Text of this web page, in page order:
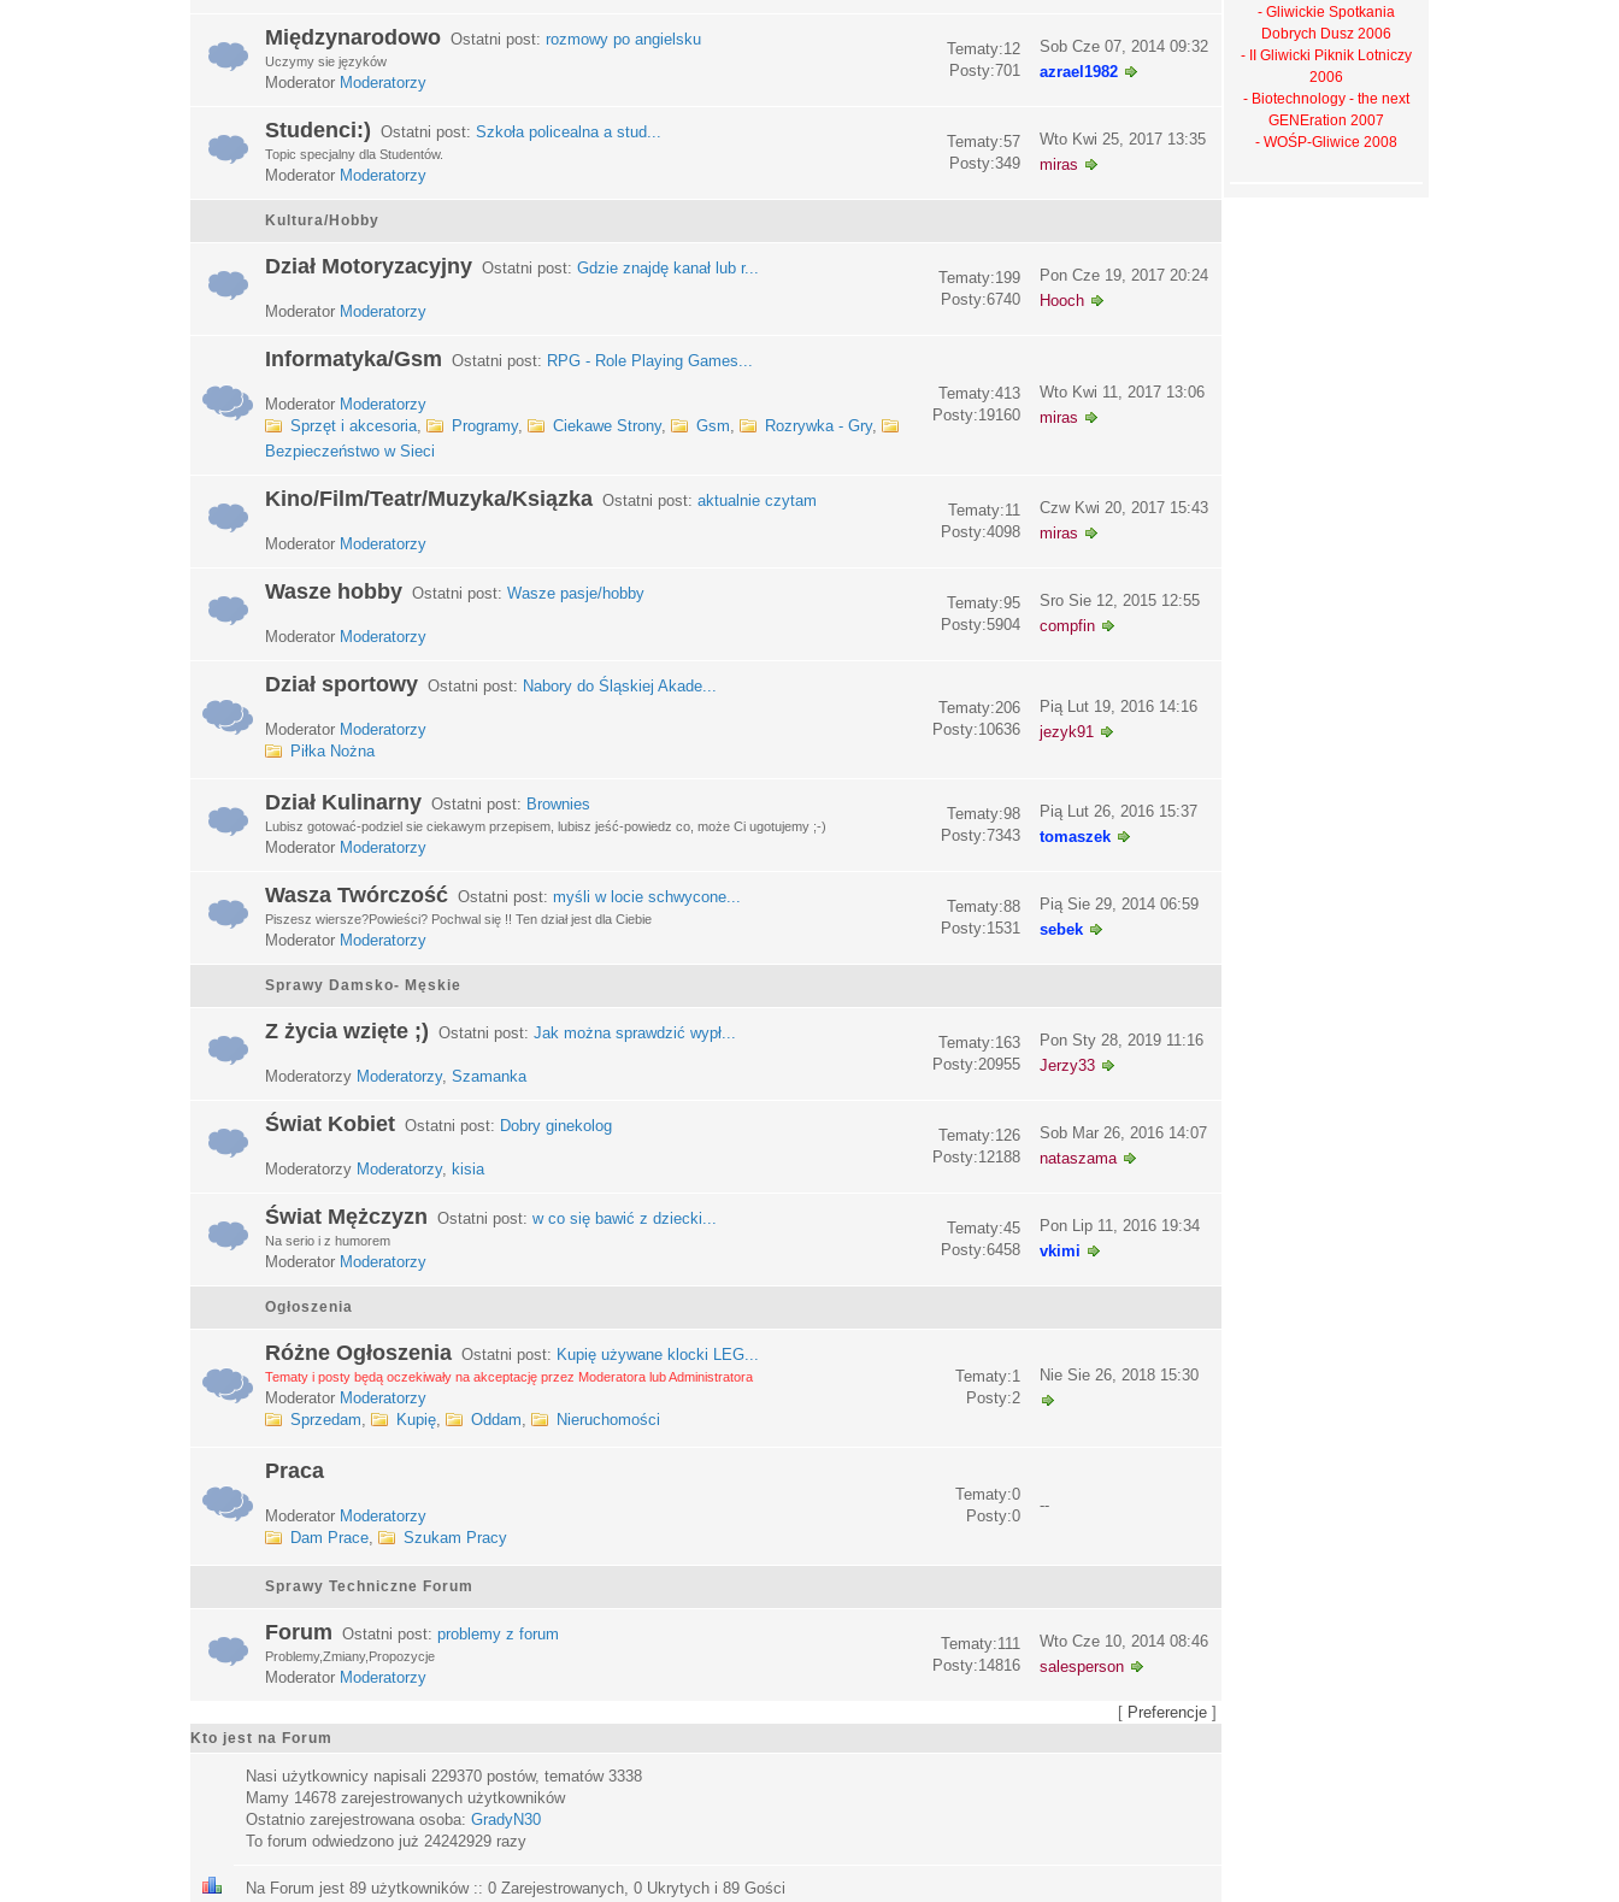
Międzynarodowo Ostatni post: rozmowy po angielsku
Uczymy sie języków
Moderator Moderatorzy
Tematy:12
Posty:701
Sob Cze 07, 2014 09:32
azrael1982
Studenci:) Ostatni post: Szkoła policealna a stud...
Topic specjalny dla Studentów.
Moderator Moderatorzy
Tematy:57
Posty:349
Wto Kwi 25, 2017 13:35
miras
Kultura/Hobby
Dział Motoryzacyjny Ostatni post: Gdzie znajdę kanał lub r...
Moderator Moderatorzy
Tematy:199
Posty:6740
Pon Cze 19, 2017 20:24
Hooch
Informatyka/Gsm Ostatni post: RPG - Role Playing Games...
Moderator Moderatorzy
Sprzęt i akcesoria, Programy, Ciekawe Strony, Gsm, Rozrywka - Gry,
Bezpieczeństwo w Sieci
Tematy:413
Posty:19160
Wto Kwi 11, 2017 13:06
miras
Kino/Film/Teatr/Muzyka/Ksiązka Ostatni post: aktualnie czytam
Moderator Moderatorzy
Tematy:11
Posty:4098
Czw Kwi 20, 2017 15:43
miras
Wasze hobby Ostatni post: Wasze pasje/hobby
Moderator Moderatorzy
Tematy:95
Posty:5904
Sro Sie 12, 2015 12:55
compfin
Dział sportowy Ostatni post: Nabory do Śląskiej Akade...
Moderator Moderatorzy
Piłka Nożna
Tematy:206
Posty:10636
Pią Lut 19, 2016 14:16
jezyk91
Dział Kulinarny Ostatni post: Brownies
Lubisz gotować-podziel sie ciekawym przepisem, lubisz jeść-powiedz co, może Ci ugotujemy ;-)
Moderator Moderatorzy
Tematy:98
Posty:7343
Pią Lut 26, 2016 15:37
tomaszek
Wasza Twórczość Ostatni post: myśli w locie schwycone...
Piszesz wiersze?Powieści? Pochwal się !! Ten dział jest dla Ciebie
Moderator Moderatorzy
Tematy:88
Posty:1531
Pią Sie 29, 2014 06:59
sebek
Sprawy Damsko- Męskie
Z życia wzięte ;) Ostatni post: Jak można sprawdzić wypł...
Moderatorzy Moderatorzy, Szamanka
Tematy:163
Posty:20955
Pon Sty 28, 2019 11:16
Jerzy33
Świat Kobiet Ostatni post: Dobry ginekolog
Moderatorzy Moderatorzy, kisia
Tematy:126
Posty:12188
Sob Mar 26, 2016 14:07
nataszama
Świat Mężczyzn Ostatni post: w co się bawić z dziecki...
Na serio i z humorem
Moderator Moderatorzy
Tematy:45
Posty:6458
Pon Lip 11, 2016 19:34
vkimi
Ogłoszenia
Różne Ogłoszenia Ostatni post: Kupię używane klocki LEG...
Tematy i posty będą oczekiwały na akceptację przez Moderatora lub Administratora
Moderator Moderatorzy
Sprzedam, Kupię, Oddam, Nieruchomości
Tematy:1
Posty:2
Nie Sie 26, 2018 15:30
Praca
Moderator Moderatorzy
Dam Prace, Szukam Pracy
Tematy:0
Posty:0
--
Sprawy Techniczne Forum
Forum Ostatni post: problemy z forum
Problemy,Zmiany,Propozycje
Moderator Moderatorzy
Tematy:111
Posty:14816
Wto Cze 10, 2014 08:46
salesperson
[ Preferencje ]
Kto jest na Forum
Nasi użytkownicy napisali 229370 postów, tematów 3338
Mamy 14678 zarejestrowanych użytkowników
Ostatnio zarejestrowana osoba: GradyN30
To forum odwiedzono już 24242929 razy
Na Forum jest 89 użytkowników :: 0 Zarejestrowanych, 0 Ukrytych i 89 Gości
- Gliwickie Spotkania
Dobrych Dusz 2006
- II Gliwicki Piknik Lotniczy
2006
- Biotechnology - the next
GENEration 2007
- WOŚP-Gliwice 2008